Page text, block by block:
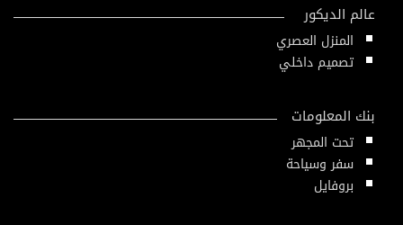
عالم الديكور
المنزل العصري
تصميم داخلي
بنك المعلومات
تحت المجهر
سفر وسياحة
بروفايل